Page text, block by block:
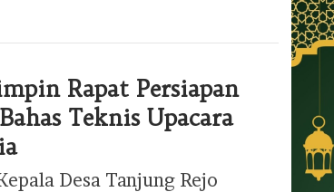
Rapat Persiapan
Teknis Upacara
Desa Tanjung Rejo